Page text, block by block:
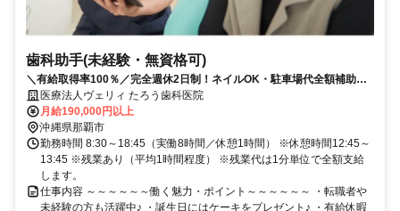
歯科助手(未経験・無資格可)
＼有給取得率100％／完全週休2日制！ネイルOK・駐車場代全額補助あ
り♪ 医療法人ヴェリィ たろう歯科医院
月給190,000円以上
沖縄県那覇市
勤務時間 8:30～18:45（実働8時間／休憩1時間） ※休憩時間12:45～
13:45 ※残業あり（平均1時間程度） ※残業代は1分単位で全額支給
します。
仕事内容 ～～～～～～働く魅力・ポイント～～～～～～ ・転職者や
未経験の方も活躍中♪ ・誕生日にはケーキをプレゼント♪ ・有給休暇